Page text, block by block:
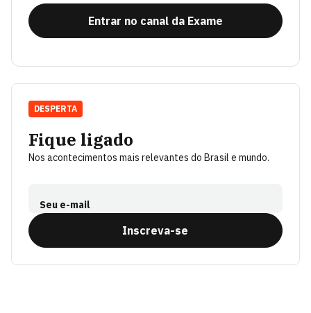
Entrar no canal da Exame
Fique ligado
Nos acontecimentos mais relevantes do Brasil e mundo.
Seu e-mail
Inscreva-se
DESPERTA